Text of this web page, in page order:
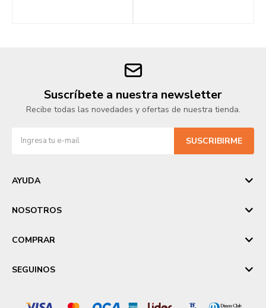
Suscríbete a nuestra newsletter
Recibe todas las novedades y ofertas de nuestra tienda.
SUSCRIBIRME
AYUDA
NOSOTROS
COMPRAR
SEGUINOS